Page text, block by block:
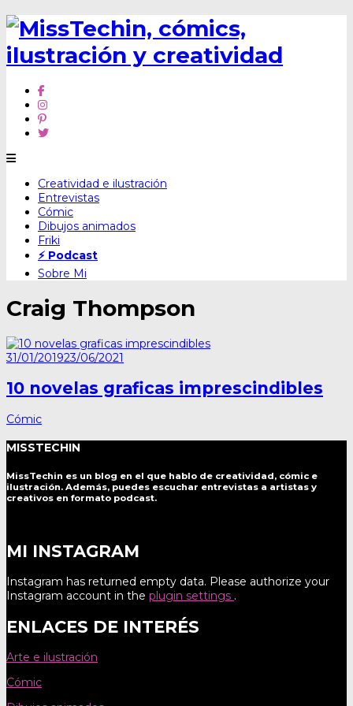
Skip
content
Creatividad e ilustración
Entrevistas
Cómic
Dibujos animados
Friki
⚡ Podcast
Sobre Mi
Craig Thompson
31/01/201923/06/2021
10 novelas graficas imprescindibles
Cómic
MISSTECHIN
MissTechin es un blog en el que hablo de creatividad, cómic e
ilustración. Además, puedes escuchar entrevistas a artistas y
creativos en formato podcast.
MI INSTAGRAM
Instagram has returned empty data. Please authorize your
Instagram account in the plugin settings .
ENLACES DE INTERÉS
Arte e ilustración
Cómic